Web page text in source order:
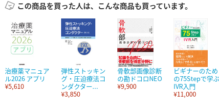
この商品を買った人は、こんな商品も買っています。
治療薬マニュア
ル2026 アプリ
¥5,610
弾性ストッキン
グ・圧迫療法コ
ンダクター...
¥3,850
骨軟部画像診断
の勘ドコロNEO
¥9,900
ビギナーのため
の75Stepで学ぶ
IVR入門
¥11,000